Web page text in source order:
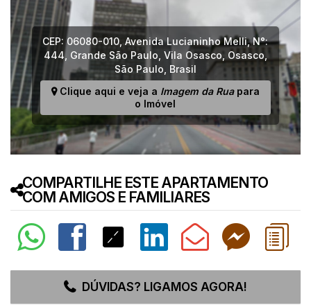
CEP: 06080-010 ,Avenida Lucianinho Melli,N°:
444, Grande São Paulo Vila Osasco Osasco
São Paulo Brasil
Clique aqui e veja a Imagem da Ruapara
o Imóvel
COMPARTILHE ESTE APARTAMENTO
COM AMIGOS E FAMILIARES
DÚVIDAS? LIGAMOS AGORA!